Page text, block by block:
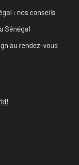
: nos conseils
Sénégal
au rendez-vous